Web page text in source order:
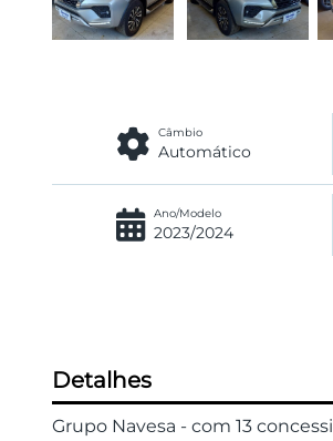
Câmbio
Automático
Ano/Modelo
2023/2024
Detalhes
Grupo Navesa - com 13